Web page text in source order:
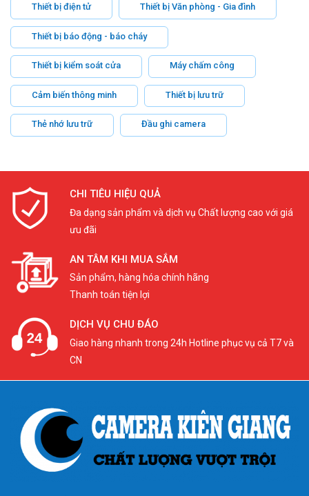
Thiết bị điện tử Thiết bị Văn phòng - Gia đình
Thiết bị báo động - báo cháy
Thiết bị kiểm soát cửa Máy chấm công
Cảm biến thông minh Thiết bị lưu trữ
Thẻ nhớ lưu trữ Đầu ghi camera
CHI TIÊU HIỆU QUẢ
Đa dạng sản phẩm và dịch vụ Chất lượng cao với giá
ưu đãi
AN TÂM KHI MUA SẮM
Sản phẩm, hàng hóa chính hãng
Thanh toán tiện lợi
DỊCH VỤ CHU ĐÁO
Giao hàng nhanh trong 24h Hotline phục vụ cả T7 và
CN